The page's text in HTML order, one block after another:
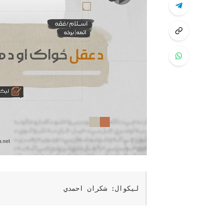
لیکوال: شکران احمدي